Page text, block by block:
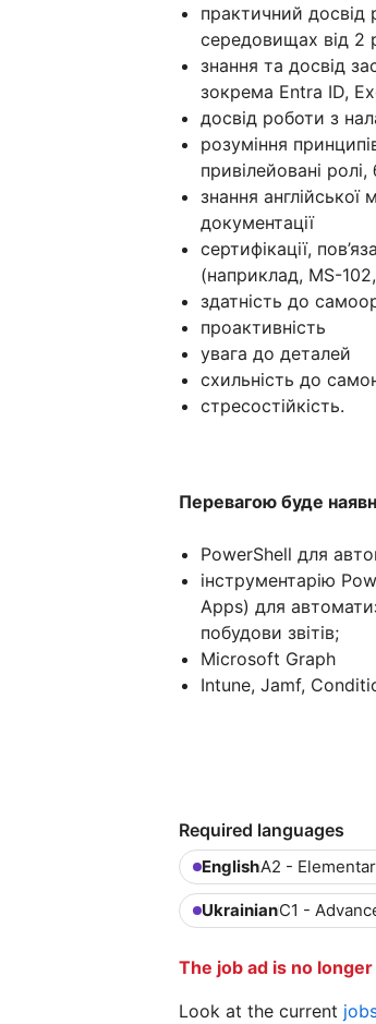
практичний
середовищах від 2
знання та досвід
зокрема Entra ID,
досвід роботи з
розуміння
привілейовані
знання англійської
документації
сертифікації,
(наприклад, MS-
здатність до
проактивність
увага до деталей
схильність до
стресостійкість.
Перевагою буде
PowerShell для
інструментарію
Apps) для
побудови звітів;
Microsoft Graph
Intune, Jamf,
Required languages
EnglishA2 -
UkrainianC1 -
The job ad is no
Look at the current